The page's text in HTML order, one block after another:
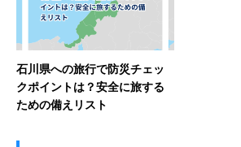
石川県への旅行で防災チェッ
クポイントは？安全に旅する
ための備えリスト